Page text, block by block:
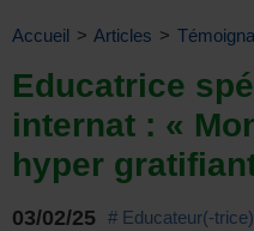
Accueil > Articles >
Educatrice
internat : «
hyper
03/02/25 # Educateur(-trice)